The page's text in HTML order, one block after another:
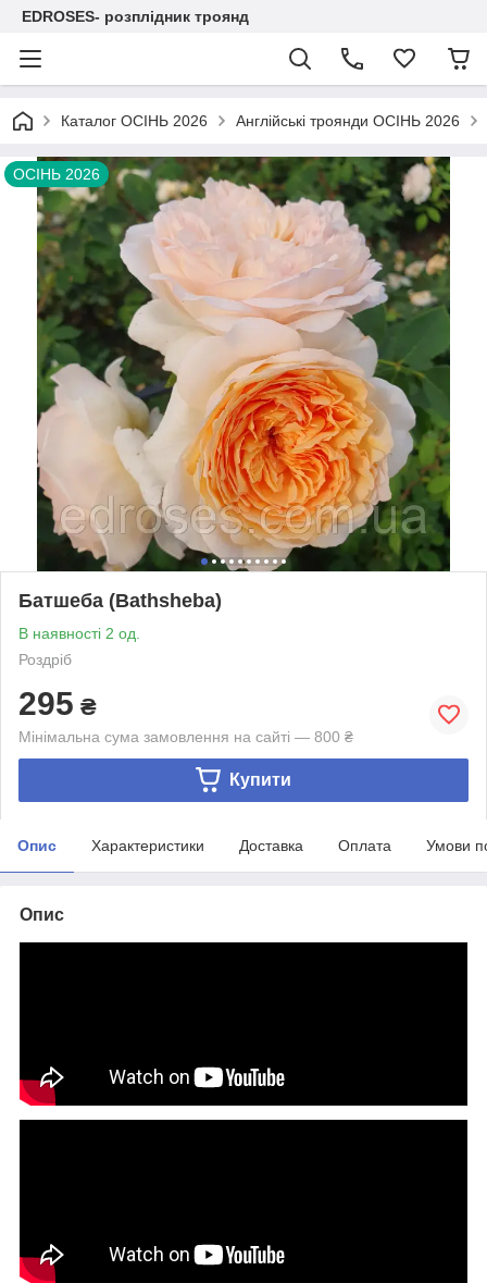
EDROSES- розплідник троянд
Каталог ОСІНЬ 2026 Англійські троянди ОСІНЬ 2026
ОСІНЬ 2026
Батшеба (Bathsheba)
В наявності 2 од.
Роздріб
295 ₴
Мінімальна сума замовлення на сайті — 800 ₴
Купити
Опис Характеристики Доставка Оплата Умови
Опис